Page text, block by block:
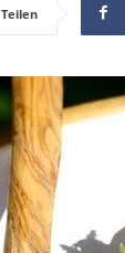
Teilen